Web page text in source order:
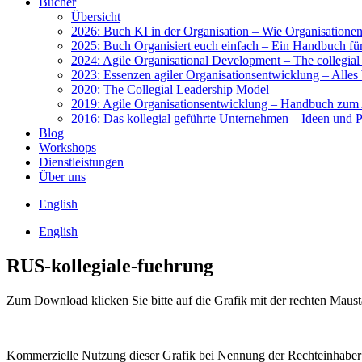
Über­sicht
2026: Buch KI in der Orga­ni­sa­ti­on – Wie
2025: Buch Orga­ni­siert euch ein­fach – Ein Hand­buch
2024: Agi­le Orga­ni­sa­tio­nal Deve­lo­p­ment – The col­le­gi­al
2023: Essen­zen agi­ler Orga­ni­sa­ti­ons­ent­wick­lung –
2020: The Col­le­gi­al Lea­der­ship Model
2019: Agi­le Orga­ni­sa­ti­ons­ent­wick­lung – Hand­buch
2016: Das kol­le­gi­al geführ­te Unter­neh­men – Ideen und
Blog
Work­shops
Dienst­leis­tun­gen
Über uns
Eng­lish
Eng­lish
RUS-kollegiale-fuehrung
Zum Down­load kli­cken Sie bit­te auf die Gra­fik mit der rech­ten
Kom­mer­zi­el­le Nut­zung die­ser Gra­fik bei Nen­nung der